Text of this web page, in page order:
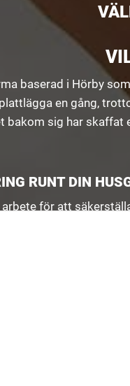
baserad i Hörby
en gång,
bakom sig har
RUNT DIN
för att